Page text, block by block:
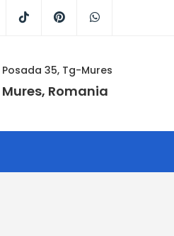
Tik PinterestWhatsApp
Posada 35, Tg-Mures
Mures, Romania